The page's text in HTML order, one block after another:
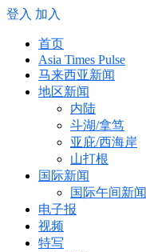
登入 加入
首页
Asia Times Pulse
马来西亚新闻
地区新闻
内陆
斗湖/拿笃
亚庇/西海岸
山打根
国际新闻
国际午间新闻
电子报
视频
特写